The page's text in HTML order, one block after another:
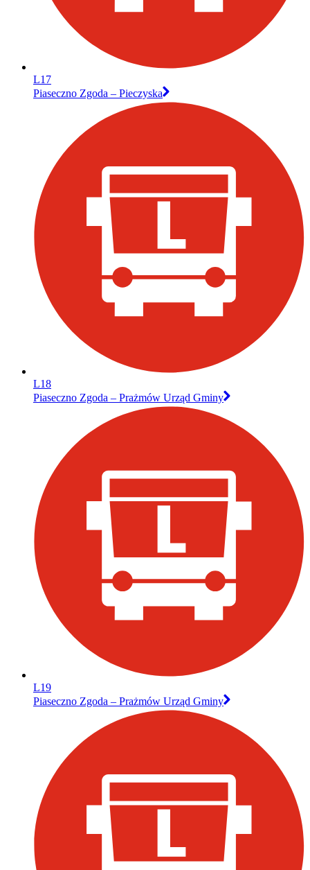
L17
Piaseczno Zgoda – Pieczyska
L18
Piaseczno Zgoda – Prażmów Urząd Gminy
L19
Piaseczno Zgoda – Prażmów Urząd Gminy